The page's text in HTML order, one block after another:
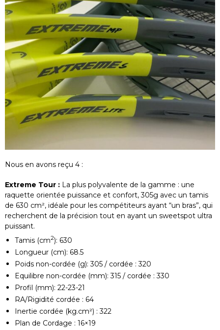
Nous en avons reçu 4 :
Extreme Tour : La plus polyvalente de la gamme : une
raquette orientée puissance et confort, 305g avec un tamis
de 630 cm², idéale pour les compétiteurs ayant “un bras”, qui
recherchent de la précision tout en ayant un sweetspot ultra
puissant.
Tamis (cm2): 630
Longueur (cm): 68.5
Poids non-cordée (g): 305 / cordée : 320
Equilibre non-cordée (mm): 315 / cordée : 330
Profil (mm): 22-23-21
RA/Rigidité cordée : 64
Inertie cordée (kg.cm²) : 322
Plan de Cordage : 16×19